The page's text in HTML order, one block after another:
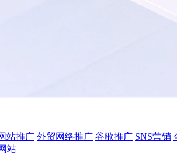
站推广 外贸网络推广 谷歌推广 SNS营销
站